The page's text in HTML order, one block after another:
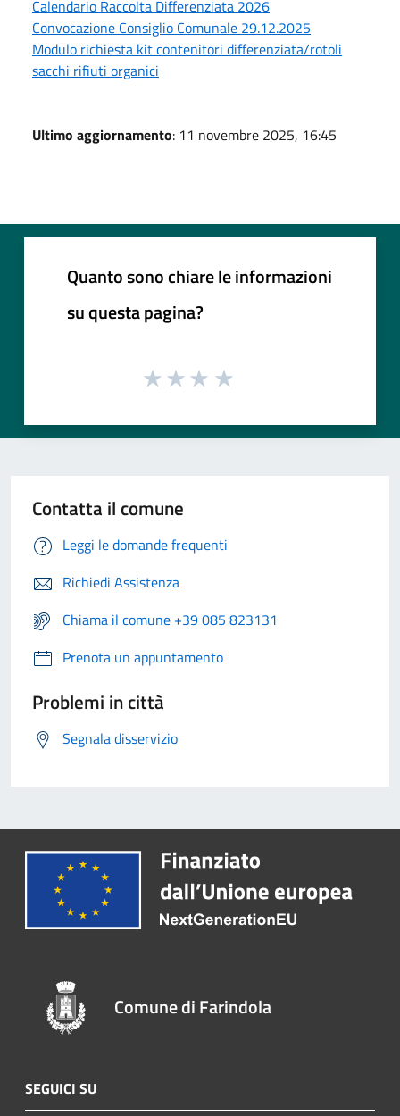
Calendario Raccolta Differenziata 2026
Convocazione Consiglio Comunale 29.12.2025
Modulo richiesta kit contenitori differenziata/rotoli
sacchi rifiuti organici
Ultimo aggiornamento: 11 novembre 2025, 16:45
Quanto sono chiare le informazioni
su questa pagina?
Contatta il comune
Leggi le domande frequenti
Richiedi Assistenza
Chiama il comune +39 085 823131
Prenota un appuntamento
Problemi in città
Segnala disservizio
Comune di Farindola
SEGUICI SU